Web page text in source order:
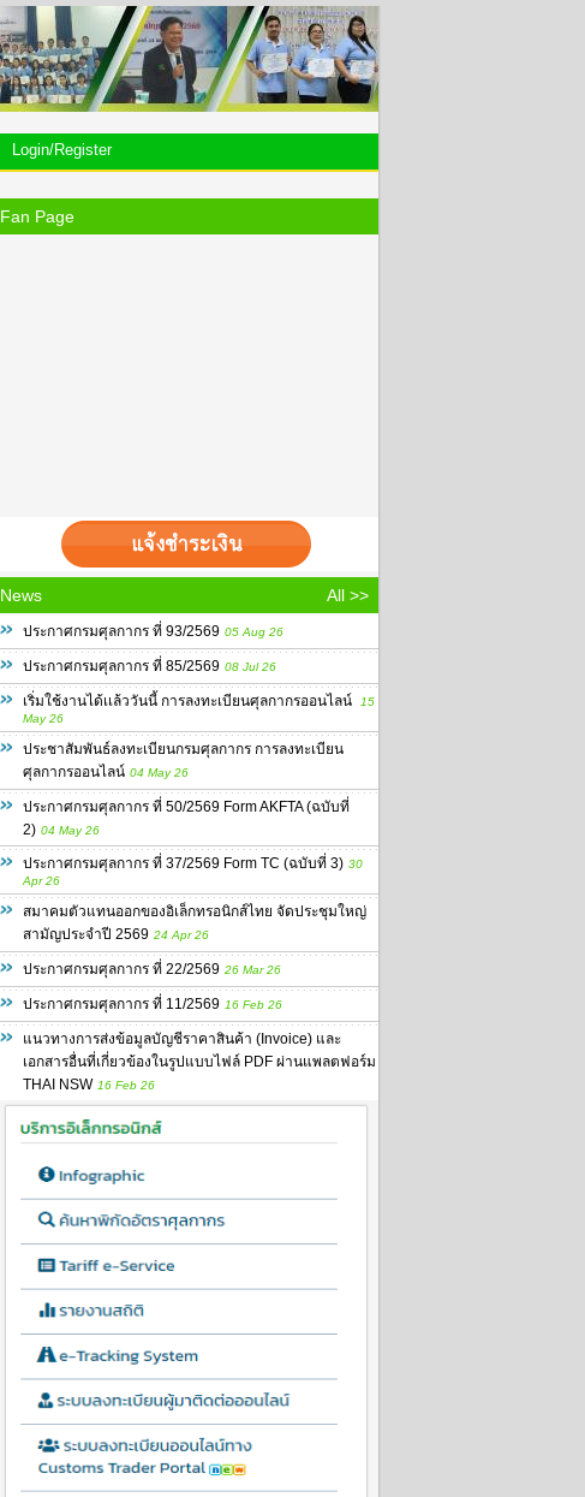
Login/Register
Fan Page
News All >>
ประกาศกรมศุลกากร ที่ 93/2569 05 Aug 26
ประกาศกรมศุลกากร ที่ 85/2569 08 Jul 26
เริ่มใช้งานได้เเล้ววันนี้ การลงทะเบียนศุลกากรออนไลน์
15
May 26
ประชาสัมพันธ์ลงทะเบียนกรมศุลกากร การลงทะเบียน
ศุลกากรออนไลน์ 04 May 26
ประกาศกรมศุลกากร ที่ 50/2569 Form AKFTA (ฉบับที่
2) 04 May 26
ประกาศกรมศุลกากร ที่ 37/2569 Form TC (ฉบับที่ 3) 30
Apr 26
สมาคมตัวแทนออกของอิเล็กทรอนิกส์ไทย จัดประชุมใหญ่
สามัญประจำปี 2569 24 Apr 26
ประกาศกรมศุลกากร ที่ 22/2569 26 Mar 26
ประกาศกรมศุลกากร ที่ 11/2569 16 Feb 26
แนวทางการส่งข้อมูลบัญชีราคาสินค้า (Invoice) และ
เอกสารอื่นที่เกี่ยวข้องในรูปแบบไฟล์ PDF ผ่านแพลตฟอร์ม
THAI NSW 16 Feb 26